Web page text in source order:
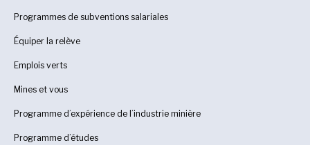
Programmes de subventions salariales
Équiper la relève
Emplois verts
Mines et vous
Programme d’expérience de l’industrie minière
Programme d’études